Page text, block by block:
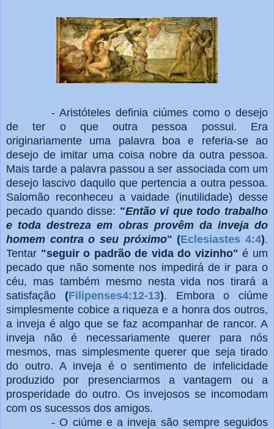
- Aristóteles definia ciúmes como o desejo
de ter o que outra pessoa possui. Era
originariamente uma palavra boa e referia-se ao
desejo de imitar uma coisa nobre da outra pessoa.
Mais tarde a palavra passou a ser associada com um
desejo lascivo daquilo que pertencia a outra pessoa.
Salomão reconheceu a vaidade (inutilidade) desse
pecado quando disse: "Então vi que todo trabalho
e toda destreza em obras provêm da inveja do
homem contra o seu próximo" (Eclesiastes 4:4).
Tentar "seguir o padrão de vida do vizinho" é um
pecado que não somente nos impedirá de ir para o
céu, mas também mesmo nesta vida nos tirará a
satisfação
(Filipenses4:12-13). Embora o ciúme
simplesmente cobice a riqueza e a honra dos outros,
a inveja é algo que se faz acompanhar de rancor. A
inveja não é necessariamente querer para nós
mesmos, mas simplesmente querer que seja tirado
do outro. A inveja é o sentimento de infelicidade
produzido por presenciarmos a vantagem ou a
prosperidade do outro. Os invejosos se incomodam
com os sucessos dos amigos.
- O ciúme e a inveja são sempre seguidos